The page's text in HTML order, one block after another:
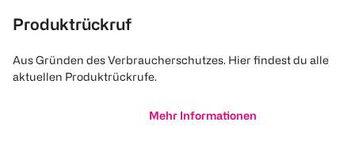
Produktrückruf
Aus Gründen des Verbraucherschutzes. Hier findest du alle
aktuellen Produktrückrufe.
Mehr Informationen